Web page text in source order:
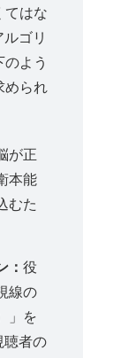
てはな
ゴリ
よう
められ
が正
本能
むた
： 役
線の
」を
聴者の